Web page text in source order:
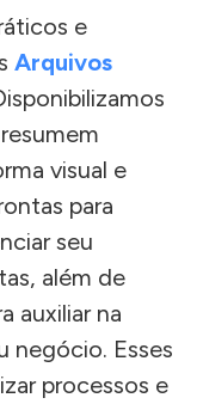
e
Arquivos
visual e
para
seu
além de
auxiliar na
negócio. Esses
processos e